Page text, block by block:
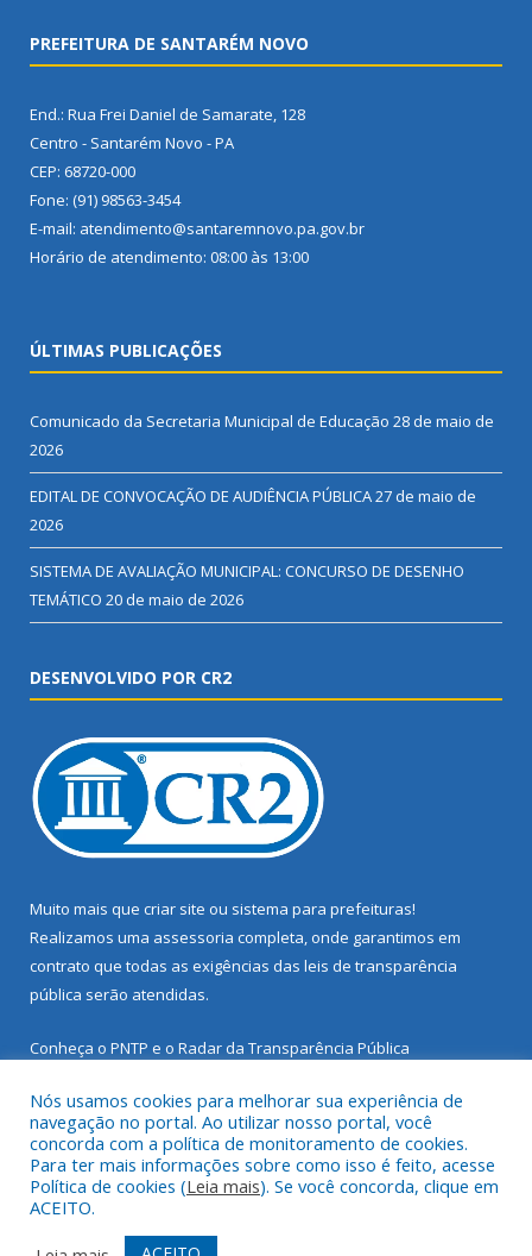
PREFEITURA DE SANTARÉM NOVO
End.: Rua Frei Daniel de Samarate, 128
Centro - Santarém Novo - PA
CEP: 68720-000
Fone: (91) 98563-3454
E-mail: atendimento@santaremnovo.pa.gov.br
Horário de atendimento: 08:00 às 13:00
ÚLTIMAS PUBLICAÇÕES
Comunicado da Secretaria Municipal de Educação 28 de maio de
2026
EDITAL DE CONVOCAÇÃO DE AUDIÊNCIA PÚBLICA27 de maio de
2026
SISTEMA DE AVALIAÇÃO MUNICIPAL: CONCURSO DE DESENHO
TEMÁTICO 20 de maio de 2026
DESENVOLVIDO POR CR2
Muito mais que criar site ou sistema para prefeituras!
Realizamos uma assessoria completa, onde garantimos em
contrato que todas as exigências das leis de transparência
pública serão atendidas.
Conheça o PNTP e o Radar da Transparência Pública
Todos os direitos reservados a Prefeitura Municipal de Santarém
Novo.
Mapa do Site Acessar Área Administrativa
Nós usamos cookies para melhorar sua experiência de
navegação no portal. Ao utilizar nosso portal, você
concorda com a política de monitoramento de cookies.
Para ter mais informações sobre como isso é feito, acesse
Política de cookies (Leia mais). Se você concorda, clique em
ACEITO.